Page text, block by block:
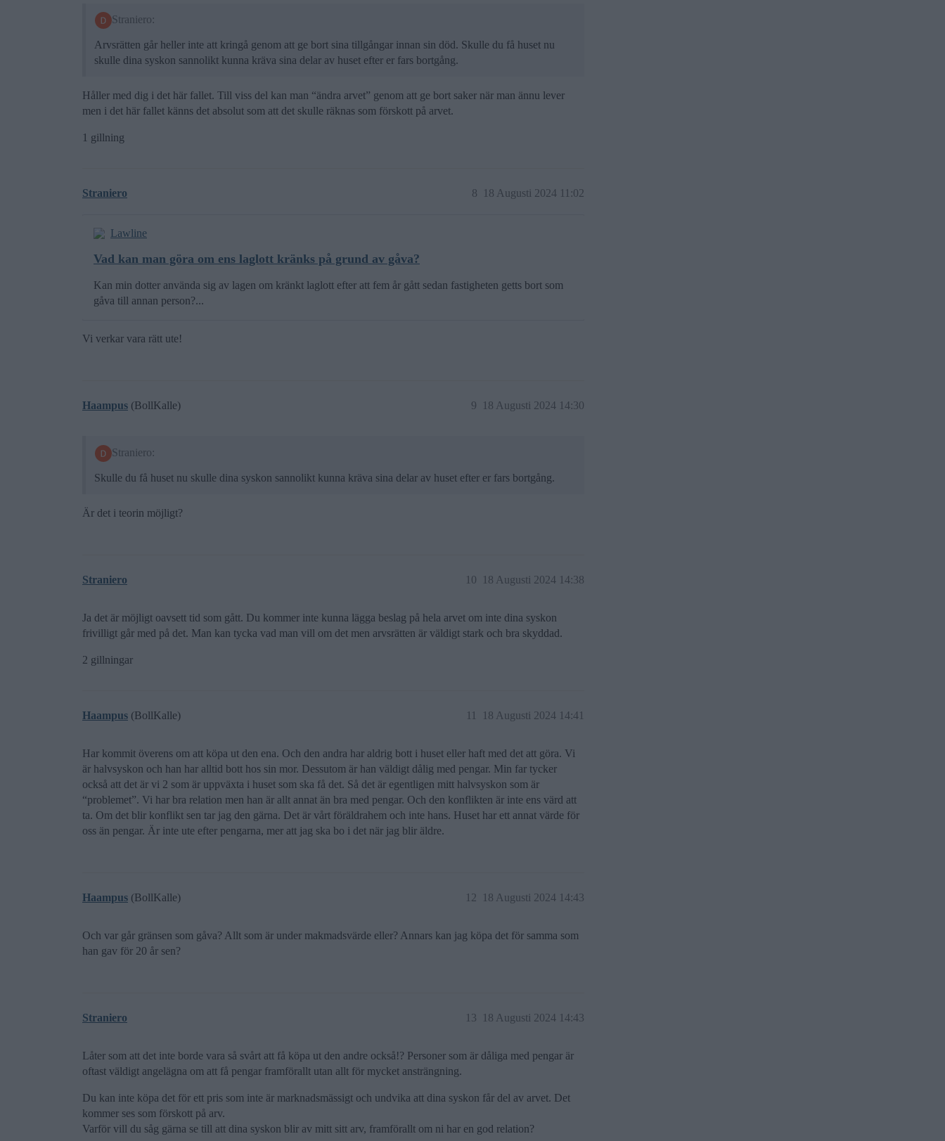
Straniero:
Arvsrätten går heller inte att kringå genom att ge bort sina tillgångar innan sin död. Skulle du få huset nu
skulle dina syskon sannolikt kunna kräva sina delar av huset efter er fars bortgång.
Håller med dig i det här fallet. Till viss del kan man “ändra arvet” genom att ge bort saker när man ännu lever
men i det här fallet känns det absolut som att det skulle räknas som förskott på arvet.
1 gillning
Straniero 18 Augusti 2024 11:02
8
Lawline
Vad kan man göra om ens laglott kränks på grund av gåva?
Kan min dotter använda sig av lagen om kränkt laglott efter att fem år gått sedan fastigheten getts bort som
gåva till annan person?...
Vi verkar vara rätt ute!
Haampus (BollKalle) 18 Augusti 2024 14:30
9
Straniero:
Skulle du få huset nu skulle dina syskon sannolikt kunna kräva sina delar av huset efter er fars bortgång.
Är det i teorin möjligt?
Straniero 18 Augusti 2024 14:38
10
Ja det är möjligt oavsett tid som gått. Du kommer inte kunna lägga beslag på hela arvet om inte dina syskon
frivilligt går med på det. Man kan tycka vad man vill om det men arvsrätten är väldigt stark och bra skyddad.
2 gillningar
Haampus (BollKalle) 18 Augusti 2024 14:41
11
Har kommit överens om att köpa ut den ena. Och den andra har aldrig bott i huset eller haft med det att göra. Vi
är halvsyskon och han har alltid bott hos sin mor. Dessutom är han väldigt dålig med pengar. Min far tycker
också att det är vi 2 som är uppväxta i huset som ska få det. Så det är egentligen mitt halvsyskon som är
“problemet”. Vi har bra relation men han är allt annat än bra med pengar. Och den konflikten är inte ens värd att
ta. Om det blir konflikt sen tar jag den gärna. Det är vårt föräldrahem och inte hans. Huset har ett annat värde för
oss än pengar. Är inte ute efter pengarna, mer att jag ska bo i det när jag blir äldre.
Haampus (BollKalle) 18 Augusti 2024 14:43
12
Och var går gränsen som gåva? Allt som är under makmadsvärde eller? Annars kan jag köpa det för samma som
han gav för 20 år sen?
Straniero 18 Augusti 2024 14:43
13
Låter som att det inte borde vara så svårt att få köpa ut den andre också!? Personer som är dåliga med pengar är
oftast väldigt angelägna om att få pengar framförallt utan allt för mycket ansträngning.
Du kan inte köpa det för ett pris som inte är marknadsmässigt och undvika att dina syskon får del av arvet. Det
kommer ses som förskott på arv.
Varför vill du såg gärna se till att dina syskon blir av mitt sitt arv, framförallt om ni har en god relation?